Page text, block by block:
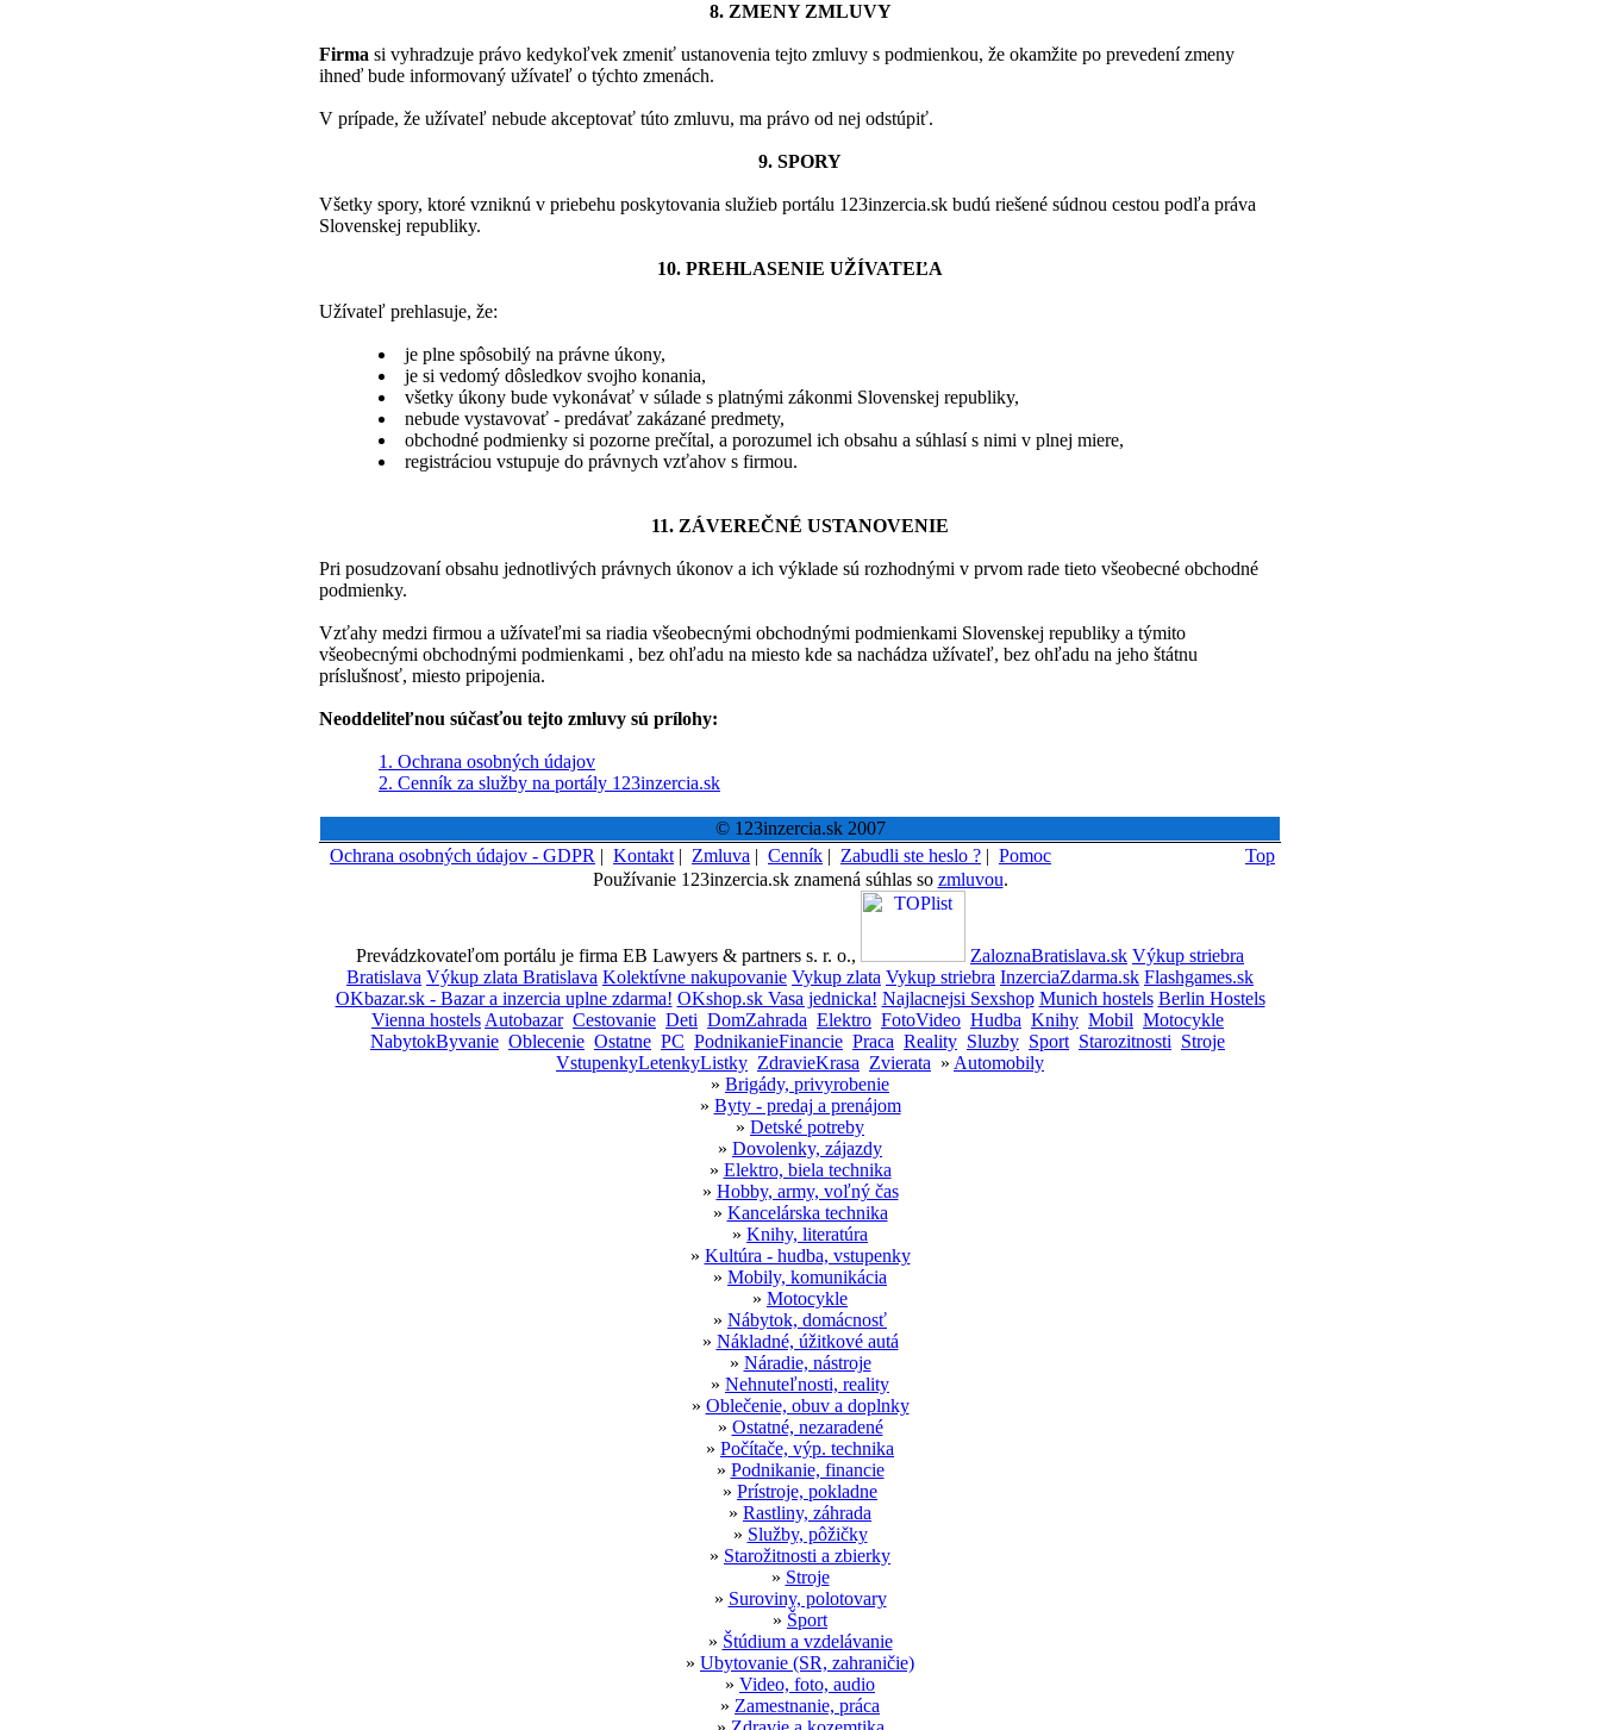
8. ZMENY ZMLUVY
Firma si vyhradzuje právo kedykoľvek zmeniť ustanovenia tejto zmluvy s podmienkou, že okamžite po prevedení zmeny
ihneď bude informovaný užívateľ o týchto zmenách.
V prípade, že užívateľ nebude akceptovať túto zmluvu, ma právo od nej odstúpiť.
9. SPORY
Všetky spory, ktoré vzniknú v priebehu poskytovania služieb portálu 123inzercia.sk budú riešené súdnou cestou podľa práva
Slovenskej republiky.
10. PREHLASENIE UŽÍVATEĽA
Užívateľ prehlasuje, že:
je plne spôsobilý na právne úkony,
je si vedomý dôsledkov svojho konania,
všetky úkony bude vykonávať v súlade s platnými zákonmi Slovenskej republiky,
nebude vystavovať - predávať zakázané predmety,
obchodné podmienky si pozorne prečítal, a porozumel ich obsahu a súhlasí s nimi v plnej miere,
registráciou vstupuje do právnych vzťahov s firmou.
11. ZÁVEREČNÉ USTANOVENIE
Pri posudzovaní obsahu jednotlivých právnych úkonov a ich výklade sú rozhodnými v prvom rade tieto všeobecné obchodné
podmienky.
Vzťahy medzi firmou a užívateľmi sa riadia všeobecnými obchodnými podmienkami Slovenskej republiky a týmito
všeobecnými obchodnými podmienkami , bez ohľadu na miesto kde sa nachádza užívateľ, bez ohľadu na jeho štátnu
príslušnosť, miesto pripojenia.
Neoddeliteľnou súčasťou tejto zmluvy sú prílohy:
1. Ochrana osobných údajov
2. Cenník za služby na portály 123inzercia.sk
© 123inzercia.sk 2007
Ochrana osobných údajov - GDPR | Kontakt | Zmluva | Cenník | Zabudli ste heslo ? | Pomoc
Top
Používanie 123inzercia.sk znamená súhlas so zmluvou.
Prevádzkovateľom portálu je firma EB Lawyers & partners s. r. o., ZaloznaBratislava.sk Výkup striebra
Bratislava Výkup zlata Bratislava Kolektívne nakupovanie Vykup zlata Vykup striebra InzerciaZdarma.sk Flashgames.sk
OKbazar.sk - Bazar a inzercia uplne zdarma! OKshop.sk Vasa jednicka! Najlacnejsi Sexshop Munich hostels Berlin Hostels
Vienna hostels Autobazar Cestovanie Deti DomZahrada Elektro FotoVideo Hudba Knihy Mobil Motocykle
NabytokByvanie Oblecenie Ostatne PC PodnikanieFinancie Praca Reality Sluzby Sport Starozitnosti Stroje
VstupenkyLetenkyListky ZdravieKrasa Zvierata » Automobily
» Brigády, privyrobenie
» Byty - predaj a prenájom
» Detské potreby
» Dovolenky, zájazdy
» Elektro, biela technika
» Hobby, army, voľný čas
» Kancelárska technika
» Knihy, literatúra
» Kultúra - hudba, vstupenky
» Mobily, komunikácia
» Motocykle
» Nábytok, domácnosť
» Nákladné, úžitkové autá
» Náradie, nástroje
» Nehnuteľnosti, reality
» Oblečenie, obuv a doplnky
» Ostatné, nezaradené
» Počítače, výp. technika
» Podnikanie, financie
» Prístroje, pokladne
» Rastliny, záhrada
» Služby, pôžičky
» Starožitnosti a zbierky
» Stroje
» Suroviny, polotovary
» Šport
» Štúdium a vzdelávanie
» Ubytovanie (SR, zahraničie)
» Video, foto, audio
» Zamestnanie, práca